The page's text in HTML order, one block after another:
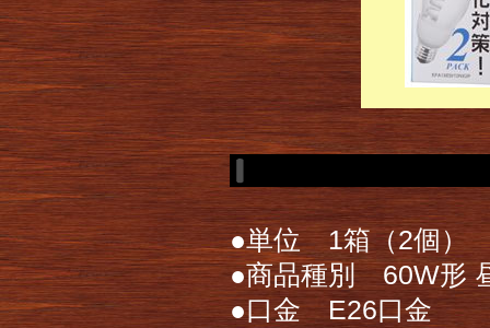
●単位 1箱（2個）
●商品種別 60W形
●口金 E26口金